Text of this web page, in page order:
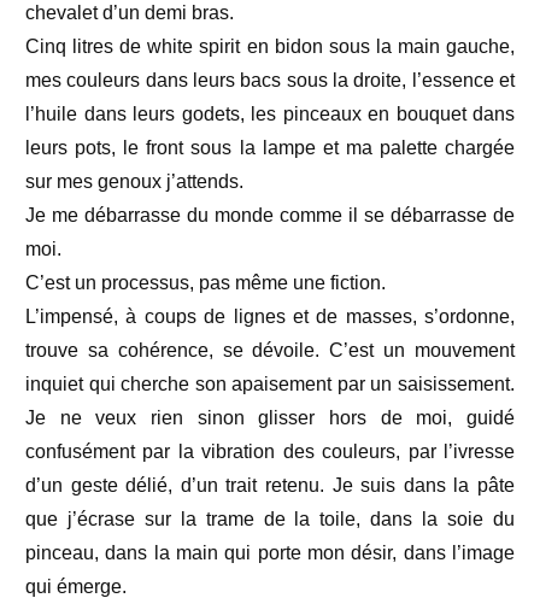
chevalet d’un demi bras.
Cinq litres de white spirit en bidon sous la main gauche,
mes couleurs dans leurs bacs sous la droite, l’essence et
l’huile dans leurs godets, les pinceaux en bouquet dans
leurs pots, le front sous la lampe et ma palette chargée
sur mes genoux j’attends.
Je me débarrasse du monde comme il se débarrasse de
moi.
C’est un processus, pas même une fiction.
L’impensé, à coups de lignes et de masses, s’ordonne,
trouve sa cohérence, se dévoile. C’est un mouvement
inquiet qui cherche son apaisement par un saisissement.
Je ne veux rien sinon glisser hors de moi, guidé
confusément par la vibration des couleurs, par l’ivresse
d’un geste délié, d’un trait retenu. Je suis dans la pâte
que j’écrase sur la trame de la toile, dans la soie du
pinceau, dans la main qui porte mon désir, dans l’image
qui émerge.